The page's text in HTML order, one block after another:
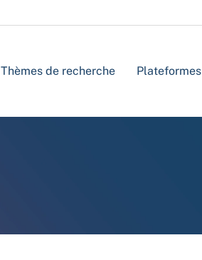
Thèmes de recherche Plateformes